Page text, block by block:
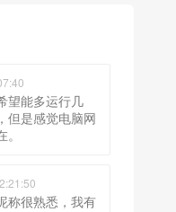
望能多运行几
但是感觉电脑网
称很熟悉，我有